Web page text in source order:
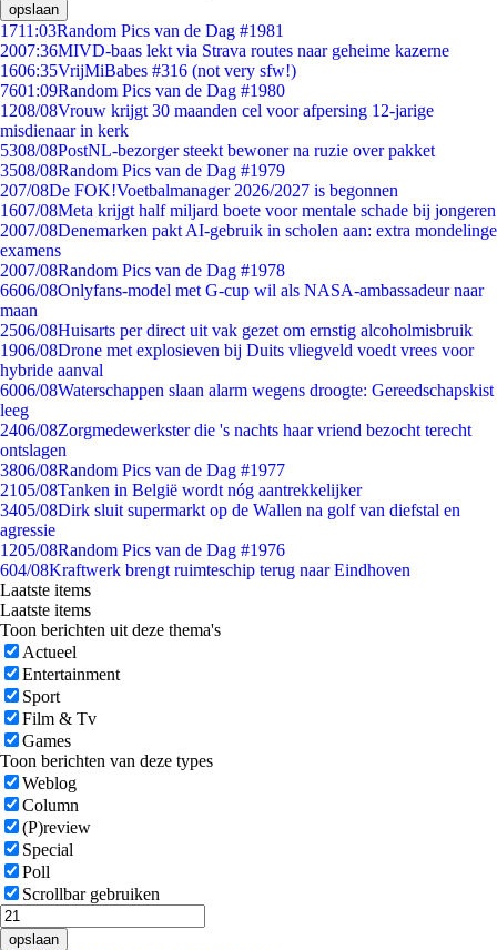
opslaan
1711:03Random Pics van de Dag #1981
2007:36MIVD-baas lekt via Strava routes naar geheime kazerne
1606:35VrijMiBabes #316 (not very sfw!)
7601:09Random Pics van de Dag #1980
1208/08Vrouw krijgt 30 maanden cel voor afpersing 12-jarige
misdienaar in kerk
5308/08PostNL-bezorger steekt bewoner na ruzie over pakket
3508/08Random Pics van de Dag #1979
207/08De FOK!Voetbalmanager 2026/2027 is begonnen
1607/08Meta krijgt half miljard boete voor mentale schade bij jongeren
2007/08Denemarken pakt AI-gebruik in scholen aan: extra mondelinge
examens
2007/08Random Pics van de Dag #1978
6606/08Onlyfans-model met G-cup wil als NASA-ambassadeur naar
maan
2506/08Huisarts per direct uit vak gezet om ernstig alcoholmisbruik
1906/08Drone met explosieven bij Duits vliegveld voedt vrees voor
hybride aanval
6006/08Waterschappen slaan alarm wegens droogte: Gereedschapskist
leeg
2406/08Zorgmedewerkster die 's nachts haar vriend bezocht terecht
ontslagen
3806/08Random Pics van de Dag #1977
2105/08Tanken in België wordt nóg aantrekkelijker
3405/08Dirk sluit supermarkt op de Wallen na golf van diefstal en
agressie
1205/08Random Pics van de Dag #1976
604/08Kraftwerk brengt ruimteschip terug naar Eindhoven
Laatste items
Laatste items
Toon berichten uit deze thema's
Actueel
Entertainment
Sport
Film & Tv
Games
Toon berichten van deze types
Weblog
Column
(P)review
Special
Poll
Scrollbar gebruiken
opslaan